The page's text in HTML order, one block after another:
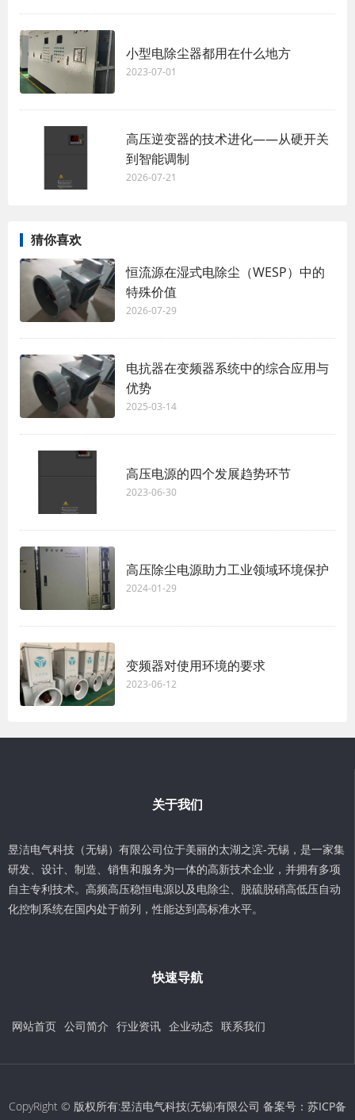
小型电除尘器都用在什么地方
2023-07-01
高压逆变器的技术进化——从硬开关
到智能调制
2026-07-21
猜你喜欢
恒流源在湿式电除尘（WESP）中的
特殊价值
2026-07-29
电抗器在变频器系统中的综合应用与
优势
2025-03-14
高压电源的四个发展趋势环节
2023-06-30
高压除尘电源助力工业领域环境保护
2024-01-29
变频器对使用环境的要求
2023-06-12
关于我们
昱洁电气科技（无锡）有限公司位于美丽的太湖之滨-无锡，是一家集
研发、设计、制造、销售和服务为一体的高新技术企业，并拥有多项
自主专利技术。高频高压稳恒电源以及电除尘、脱硫脱硝高低压自动
化控制系统在国内处于前列，性能达到高标准水平。
快速导航
网站首页 公司简介 行业资讯 企业动态 联系我们
CopyRight © 版权所有:昱洁电气科技(无锡)有限公司 备案号： 苏ICP备